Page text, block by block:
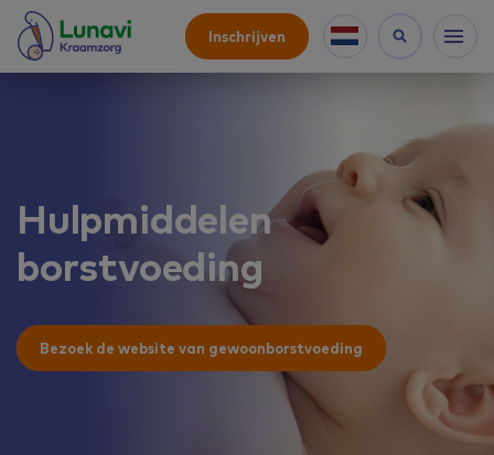
Inschrijven
Hulpmiddelen
borstvoeding
Bezoek de website van gewoonborstvoeding